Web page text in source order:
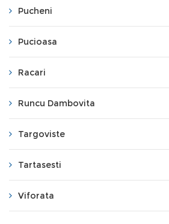
Pucheni
Pucioasa
Racari
Runcu Dambovita
Targoviste
Tartasesti
Viforata